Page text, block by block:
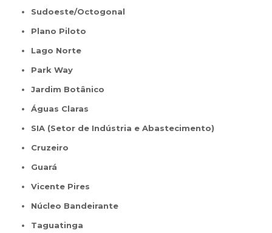
Sudoeste/Octogonal
Plano Piloto
Lago Norte
Park Way
Jardim Botânico
Águas Claras
SIA (Setor de Indústria e Abastecimento)
Cruzeiro
Guará
Vicente Pires
Núcleo Bandeirante
Taguatinga